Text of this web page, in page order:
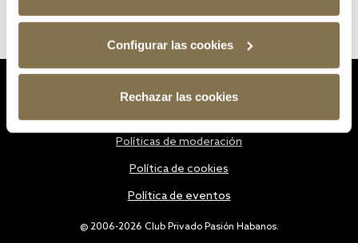
Configurar las cookies
Rechazar las cookies
@ 2006-2026 Club Privado Pasión Habanos.
Políticas de moderación
Política de cookies
Política de eventos